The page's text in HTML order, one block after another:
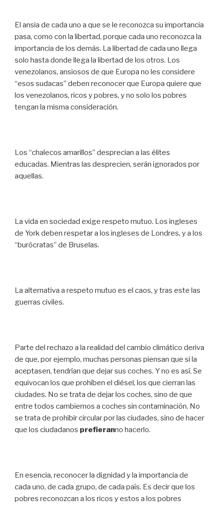
El ansia de cada uno a que se le reconozca su importancia
pasa, como con la libertad, porque cada uno reconozca la
importancia de los demás. La libertad de cada uno llega
solo hasta donde llega la libertad de los otros. Los
venezolanos, ansiosos de que Europa no les considere
“esos sudacas” deben reconocer que Europa quiere que
los venezolanos, ricos y pobres, y no solo los pobres
tengan la misma consideración.
Los “chalecos amarillos” desprecian a las élites
educadas. Mientras las desprecien, serán ignorados por
aquellas.
La vida en sociedad exige respeto mutuo. Los ingleses
de York deben respetar a los ingleses de Londres, y a los
“burócratas” de Bruselas.
La alternativa a respeto mutuo es el caos, y tras este las
guerras civiles.
Parte del rechazo a la realidad del cambio climático deriva
de que, por ejemplo, muchas personas piensan que si la
aceptasen, tendrían que dejar sus coches. Y no es así. Se
equivocan los que prohíben el diésel, los que cierran las
ciudades. No se trata de dejar los coches, sino de que
entre todos cambiemos a coches sin contaminación. No
se trata de prohibir circular por las ciudades, sino de hacer
que los ciudadanos prefieranno hacerlo.
En esencia, reconocer la dignidad y la importancia de
cada uno, de cada grupo, de cada país. Es decir que los
pobres reconozcan a los ricos y estos a los pobres